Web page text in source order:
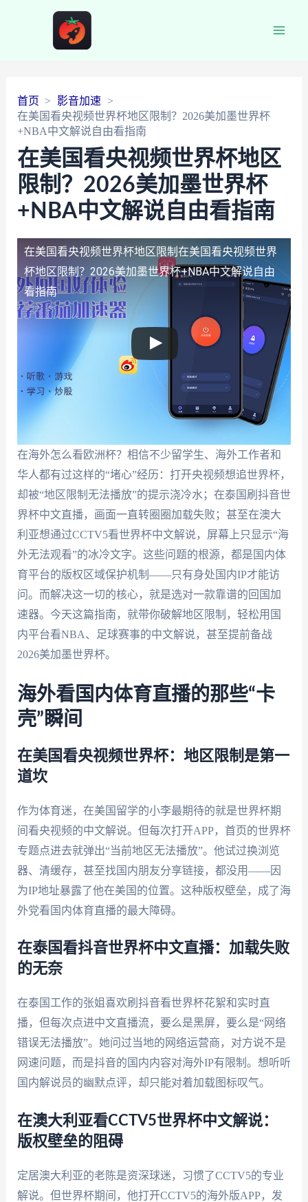
首页
影音加速
在美国看央视频世界杯地区限制？2026美加墨世界杯
+NBA中文解说自由看指南
在美国看央视频世界杯地区
限制？2026美加墨世界杯
+NBA中文解说自由看指南
在美国看央视频世界杯地区限制 在美国看央视频世界
杯地区限制？2026美加墨世界杯+NBA中文解说自由
看指南
在海外怎么看欧洲杯？相信不少留学生、海外工作者和
华人都有过这样的“堵心”经历：打开央视频想追世界杯，
却被“地区限制无法播放”的提示浇冷水；在泰国刷抖音世
界杯中文直播，画面一直转圈圈加载失败；甚至在澳大
利亚想通过CCTV5看世界杯中文解说，屏幕上只显示“海
外无法观看”的冰冷文字。这些问题的根源，都是国内体
育平台的版权区域保护机制——只有身处国内IP才能访
问。而解决这一切的核心，就是选对一款靠谱的回国加
速器。今天这篇指南，就带你破解地区限制，轻松用国
内平台看NBA、足球赛事的中文解说，甚至提前备战
2026美加墨世界杯。
海外看国内体育直播的那些“卡
壳”瞬间
在美国看央视频世界杯：地区限制是第一
道坎
作为体育迷，在美国留学的小李最期待的就是世界杯期
间看央视频的中文解说。但每次打开APP，首页的世界杯
专题点进去就弹出“当前地区无法播放”。他试过换浏览
器、清缓存，甚至找国内朋友分享链接，都没用——因
为IP地址暴露了他在美国的位置。这种版权壁垒，成了海
外党看国内体育直播的最大障碍。
在泰国看抖音世界杯中文直播：加载失败
的无奈
在泰国工作的张姐喜欢刷抖音看世界杯花絮和实时直
播，但每次点进中文直播流，要么是黑屏，要么是“网络
错误无法播放”。她问过当地的网络运营商，对方说不是
网速问题，而是抖音的国内内容对海外IP有限制。想听听
国内解说员的幽默点评，却只能对着加载图标叹气。
在澳大利亚看CCTV5世界杯中文解说：
版权壁垒的阻碍
定居澳大利亚的老陈是资深球迷，习惯了CCTV5的专业
解说。但世界杯期间，他打开CCTV5的海外版APP，发